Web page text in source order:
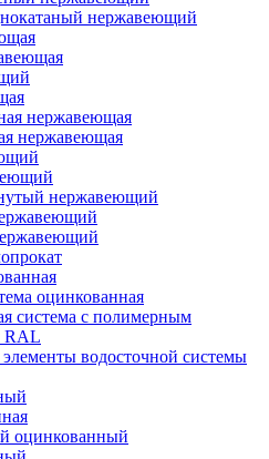
нержавеющий
нержавеющая
нержавеющая
нержавеющий
оцинкованная
система с полимерным
RAL
водосточной системы
оцинкованный